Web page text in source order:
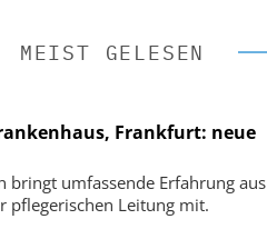
MEIST GELESEN
Frankfurt: neue
bringt umfassende Erfahrung aus
pflegerischen Leitung mit.